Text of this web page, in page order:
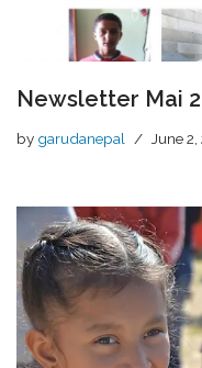
Newsletter Mai
by garudanepal June 2,